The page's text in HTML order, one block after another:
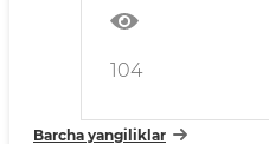
104
Barcha yangiliklar